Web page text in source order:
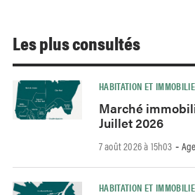
Les plus consultés
HABITATION ET
Marché
Juillet 2026
7 août 2026 à 15h03 -
HABITATION ET